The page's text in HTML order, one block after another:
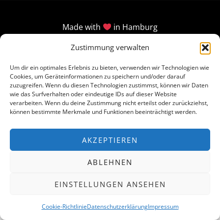
Zustimmung verwalten
Um dir ein optimales Erlebnis zu bieten, verwenden wir Technologien wie
Cookies, um Geräteinformationen zu speichern und/oder darauf
zuzugreifen. Wenn du diesen Technologien zustimmst, können wir Daten
wie das Surfverhalten oder eindeutige IDs auf dieser Website
verarbeiten. Wenn du deine Zustimmung nicht erteilst oder zurückziehst,
können bestimmte Merkmale und Funktionen beeinträchtigt werden.
AKZEPTIEREN
ABLEHNEN
EINSTELLUNGEN ANSEHEN
Cookie-RichtlinieDatenschutzerklärungImpressum
Made with in Hamburg